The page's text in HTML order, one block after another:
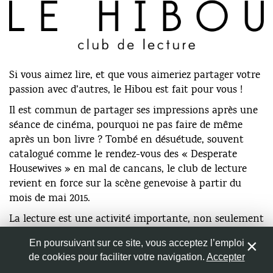
Adresse de messagerie*
Site web
Enregistrer mon nom, mon e-mail et mon site web dans
Répondre
Si vous aimez lire, et que vous aimeriez partager votre
passion avec d’autres, le Hibou est fait pour vous !
Il est commun de partager ses impressions après une
séance de cinéma, pourquoi ne pas faire de même
après un bon livre ? Tombé en désuétude, souvent
catalogué comme le rendez-vous des « Desperate
Housewives » en mal de cancans, le club de lecture
revient en force sur la scène genevoise à partir du
mois de mai 2015.
La lecture est une activité importante, non seulement
tous ceux, plus nombreux qu’on le croit, qui
cherchent un divertissement ailleurs que sur un
En poursuivant sur ce site, vous acceptez l’emploi
de cookies pour faciliter votre navigation. Accepter